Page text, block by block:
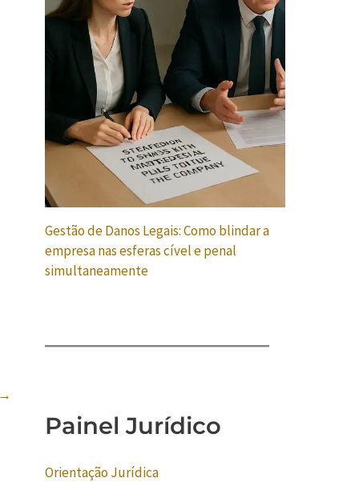
→
Gestão de Danos Legais: Como blindar a
empresa nas esferas cível e penal
simultaneamente
Painel Jurídico
Orientação Jurídica